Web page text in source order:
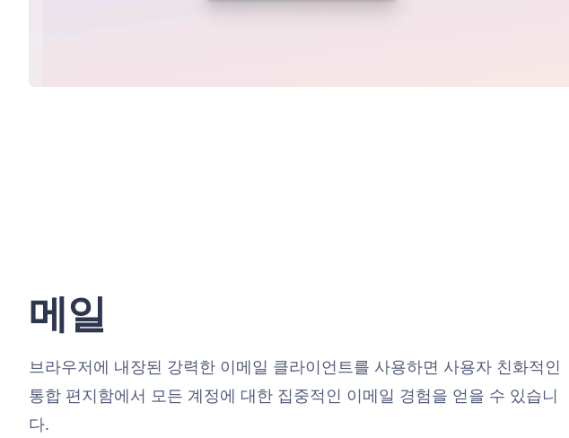
메일
브라우저에 내장된 강력한 이메일 클라이언트를 사용하면 사용자 친화적인
통합 편지함에서 모든 계정에 대한 집중적인 이메일 경험을 얻을 수 있습니
다.